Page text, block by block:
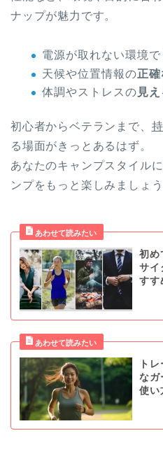
ナップが魅力です。
電源が取れない環境で
天候や位置情報の正
体調やストレスの 見
初心者からベテランまで、
る場面がきっとあるはず。
あなたのキャンプスタイル
ンプをもっと楽しみましょう
初め
サイ
すす
ト
なガ
使い